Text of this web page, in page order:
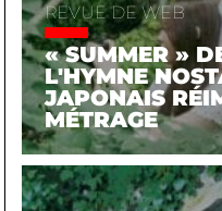
REVUE DE WEB
« SUMMER »
L'HYMNE
JAPONAIS
MÉTRAGE